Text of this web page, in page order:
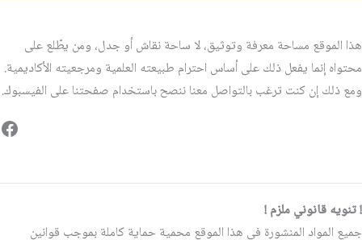
هذا الموقع مساحة معرفة وتوثيق، لا ساحة نقاش أو جدل، ومن يطّلع على
محتواه إنما يفعل ذلك على أساس احترام طبيعته العلمية ومرجعيته الأكاديمية.
ومع ذلك إن كنت ترغب بالتواصل معنا ننصح باستخدام صفحتنا على الفيسبوك.
! تنويه قانوني ملزم !
جميع المواد المنشورة في هذا الموقع محمية حماية كاملة بموجب قوانين